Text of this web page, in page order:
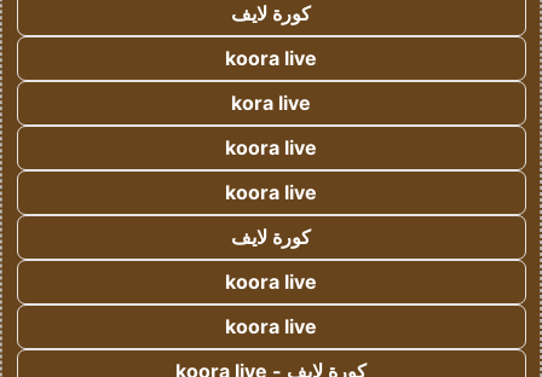
كورة لايف
koora live
kora live
koora live
koora live
كورة لايف
koora live
koora live
كورة لايف - koora live